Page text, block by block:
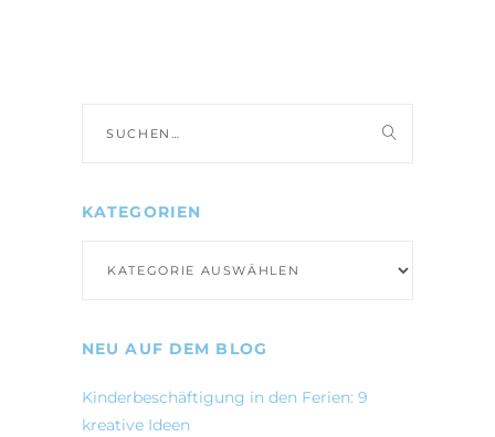
nach:
KATEGORIEN
NEU AUF DEM BLOG
Kinderbeschäftigung in den Ferien: 9
kreative Ideen